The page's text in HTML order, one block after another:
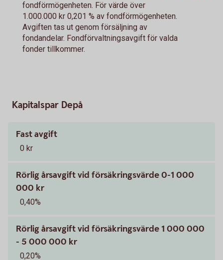
fondförmögenheten. För värde över
1.000.000 kr 0,201 % av fondförmögenheten.
Avgiften tas ut genom försäljning av
fondandelar. Fondförvaltningsavgift för valda
fonder tillkommer.
Kapitalspar Depå
Fast avgift
0 kr
Rörlig årsavgift vid försäkringsvärde 0-1 000
000 kr
0,40%
Rörlig årsavgift vid försäkringsvärde 1 000 000
- 5 000 000 kr
0,20%